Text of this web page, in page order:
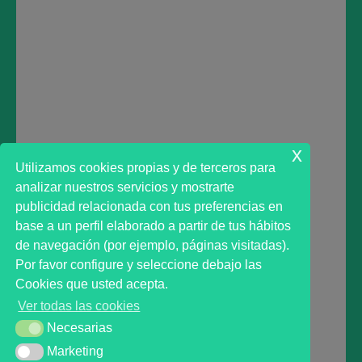
comentario.
Primer analista bursátil automatizado profesional
que ayuda a la decisión | First automated stock
markets analyst software as a desission support
system.
Utilizamos cookies propias y de terceros para
analizar nuestros servicios y mostrarte
publicidad relacionada con tus preferencias en
base a un perfil elaborado a partir de tus hábitos
de navegación (por ejemplo, páginas visitadas).
Por favor configure y seleccione debajo las
Cookies que usted acepta.
Ver todas las cookies
NecesariasNecesarias
MarketingMarketing
x